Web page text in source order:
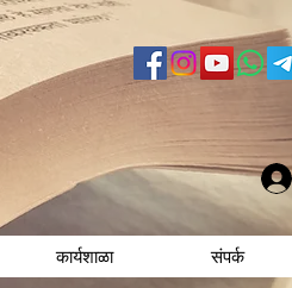
कार्यशाळा संपर्क